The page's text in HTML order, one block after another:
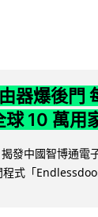
器爆後門
球 10 萬用
發中國智博通電
式「